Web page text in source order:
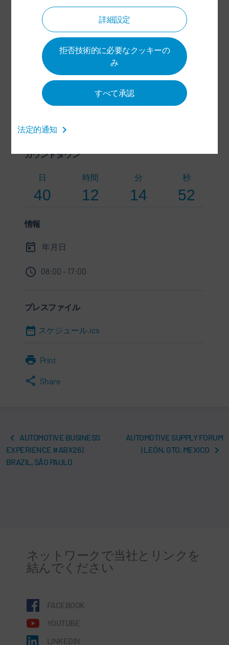
詳細設定
拒否技術的に必要なクッキーの
み
すべて承認
法定的通知
+86 21 3979-1554
Jiaying.Yu@durr.com.cn
Dürr Paintshop Systems
Engineering (Shanghai) Co., Ltd.
No.665 YingShun Road, Qingpu
Industrial Park
カウントダウン
日
40
時間
12
分
14
秒
52
情報
年月日
08:00 - 17:00
プレスファイル
スケジュール.ics
Print
Share
AUTOMOTIVE BUSINESS
EXPERIENCE #ABX26 |
BRAZIL, SÃO PAULO
AUTOMOTIVE SUPPLY FORUM
| LEÓN, GTO, MEXICO
ネットワークで当社とリンクを
結んでください
FACEBOOK
YOUTUBE
LINKEDIN